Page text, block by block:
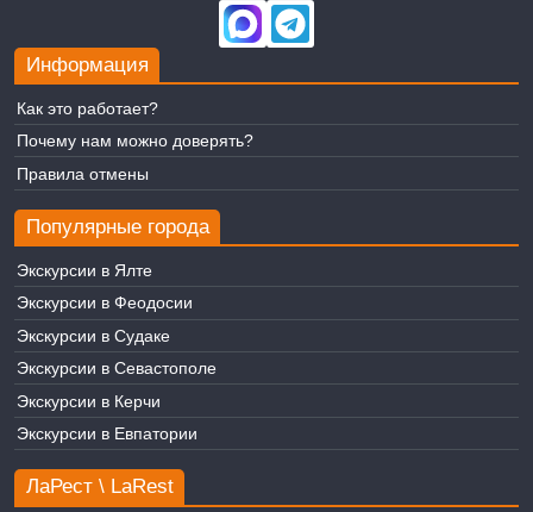
Информация
Как это работает?
Почему нам можно доверять?
Правила отмены
Популярные города
Экскурсии в Ялте
Экскурсии в Феодосии
Экскурсии в Судаке
Экскурсии в Севастополе
Экскурсии в Керчи
Экскурсии в Евпатории
ЛаРест \ LaRest